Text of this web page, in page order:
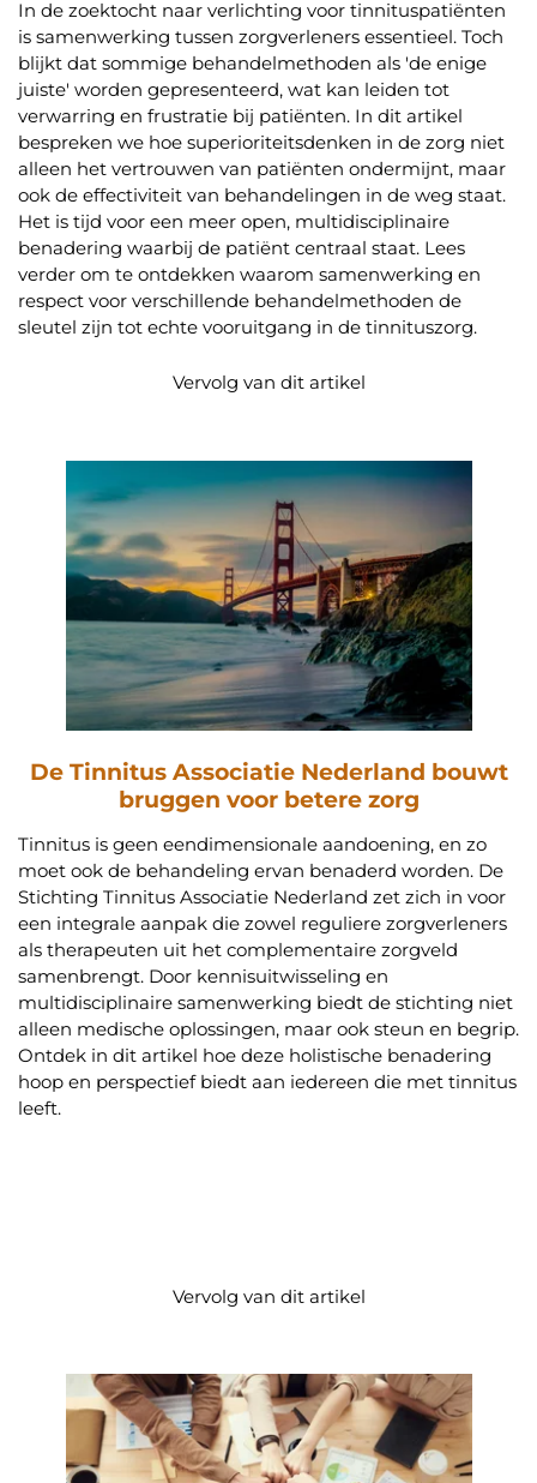
In de zoektocht naar verlichting voor tinnituspatiënten
is samenwerking tussen zorgverleners essentieel. Toch
blijkt dat sommige behandelmethoden als 'de enige
juiste' worden gepresenteerd, wat kan leiden tot
verwarring en frustratie bij patiënten. In dit artikel
bespreken we hoe superioriteitsdenken in de zorg niet
alleen het vertrouwen van patiënten ondermijnt, maar
ook de effectiviteit van behandelingen in de weg staat.
Het is tijd voor een meer open, multidisciplinaire
benadering waarbij de patiënt centraal staat. Lees
verder om te ontdekken waarom samenwerking en
respect voor verschillende behandelmethoden de
sleutel zijn tot echte vooruitgang in de tinnituszorg.
Vervolg van dit artikel
De Tinnitus Associatie Nederland bouwt
bruggen voor betere zorg
Tinnitus is geen eendimensionale aandoening, en zo
moet ook de behandeling ervan benaderd worden. De
Stichting Tinnitus Associatie Nederland zet zich in voor
een integrale aanpak die zowel reguliere zorgverleners
als therapeuten uit het complementaire zorgveld
samenbrengt. Door kennisuitwisseling en
multidisciplinaire samenwerking biedt de stichting niet
alleen medische oplossingen, maar ook steun en begrip.
Ontdek in dit artikel hoe deze holistische benadering
hoop en perspectief biedt aan iedereen die met tinnitus
leeft.
Vervolg van dit artikel